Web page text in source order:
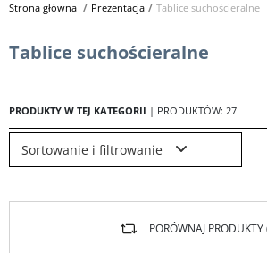
Strona główna> Prezentacja> Tablice suchościeralne
Tablice suchościeralne
PRODUKTY W TEJ KATEGORII | PRODUKTÓW: 27
Sortowanie i filtrowanie
PORÓWNAJ PRODUKTY